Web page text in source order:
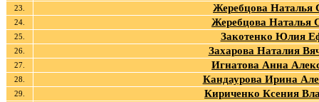
23. Жеребцова Наталья
24. Жеребцова Наталья
25. Закотенко Юлия
26. Захарова Наталия
27. Игнатова Анна
28. Кандаурова Ирина
29. Кириченко Ксения